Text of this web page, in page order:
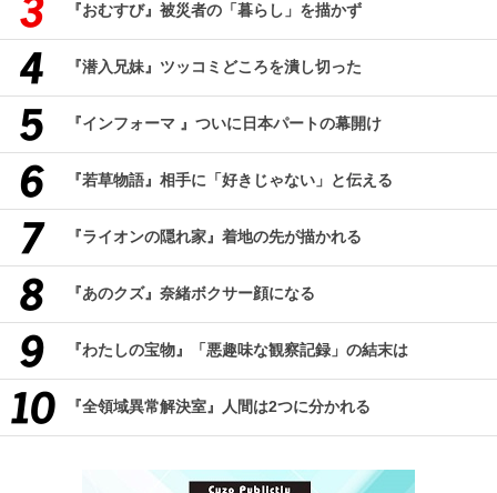
『おむすび』被災者の「暮らし」を描かず
『潜入兄妹』ツッコミどころを潰し切った
『インフォーマ 』ついに日本パートの幕開け
『若草物語』相手に「好きじゃない」と伝える
『ライオンの隠れ家』着地の先が描かれる
『あのクズ』奈緒ボクサー顔になる
『わたしの宝物』「悪趣味な観察記録」の結末は
『全領域異常解決室』人間は2つに分かれる